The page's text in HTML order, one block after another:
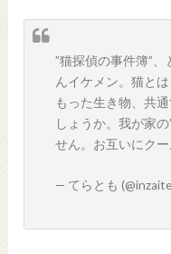
”猫探偵の事件簿”
んイケメン。猫と
もった生き物、共
しょうか。我が家
せん。お互いにクー
— てらとも